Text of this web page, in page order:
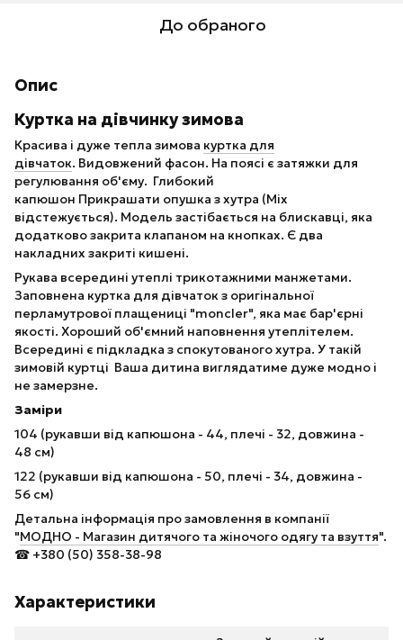
До обраного
Опис
Куртка на дівчинку зимова
Красива і дуже тепла зимова куртка для
дівчаток. Видовжений фасон. На поясі є затяжки для
регулювання об'єму. Глибокий
капюшон Прикрашати опушка з хутра (Міх
відстежується). Модель застібається на блискавці, яка
додатково закрита клапаном на кнопках. Є два
накладних закриті кишені.
Рукава всередині утеплі трикотажними манжетами.
Заповнена куртка для дівчаток з оригінальної
перламутрової плащениці "moncler", яка має бар'єрні
якості. Хороший об'ємний наповнення утеплітелем.
Всередині є підкладка з спокутованого хутра. У такій
зимовій куртці Ваша дитина виглядатиме дуже модно і
не замерзне.
Заміри
104 (рукавши від капюшона - 44, плечі - 32, довжина -
48 см)
122 (рукавши від капюшона - 50, плечі - 34, довжина -
56 см)
Детальна інформація про замовлення в компанії
"МОДНО - Магазин дитячого та жіночого одягу та взуття".
☎ +380 (50) 358-38-98
Характеристики